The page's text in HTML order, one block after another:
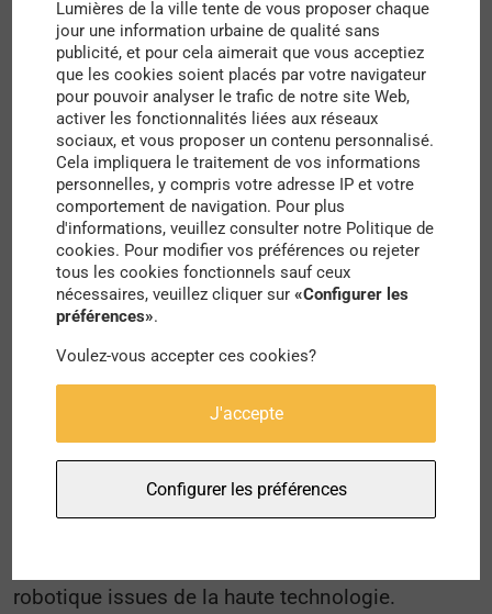
séparation stricte des voiries. Les axes de
circulation seront en effet extrêmement bien
définis : une voie sera réservée aux véhicules
rapides, une deuxième, mixte, aux véhicules plus
lents (voitures, vélos…) et la troisième aux
piétons. Pour une ville dite “3×3”: fini le partage
de la chaussée !
Akio Toyoda, PDG du groupe, explique aussi qu’il
envisage par son projet un “mode de vie meilleur”
où l’empreinte carbone serait minimisée. Les
bâtiments durables en bois seront tous équipés
de panneaux photovoltaïques pour alimenter la
La ville servira aussi de test pour l’ensemble des
robotique issues de la haute technologie.
Lumières de la ville tente de vous proposer chaque
jour une information urbaine de qualité sans
publicité, et pour cela aimerait que vous acceptiez
que les cookies soient placés par votre navigateur
pour pouvoir analyser le trafic de notre site Web,
activer les fonctionnalités liées aux réseaux
sociaux, et vous proposer un contenu personnalisé.
Cela impliquera le traitement de vos informations
personnelles, y compris votre adresse IP et votre
comportement de navigation. Pour plus
d'informations, veuillez consulter notre Politique de
cookies. Pour modifier vos préférences ou rejeter
tous les cookies fonctionnels sauf ceux
nécessaires, veuillez cliquer sur«Configurer les
préférences».
Voulez-vous accepter ces cookies?
J'accepte
Configurer les préférences